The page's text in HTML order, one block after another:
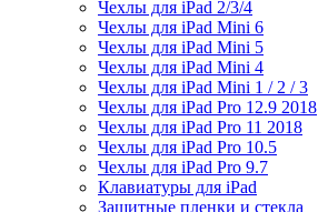
Чехлы для iPad 2/3/4
Чехлы для iPad Mini 6
Чехлы для iPad Mini 5
Чехлы для iPad Mini 4
Чехлы для iPad Mini 1 / 2 / 3
Чехлы для iPad Pro 12.9 2018
Чехлы для iPad Pro 11 2018
Чехлы для iPad Pro 10.5
Чехлы для iPad Pro 9.7
Клавиатуры для iPad
Защитные пленки и стекла